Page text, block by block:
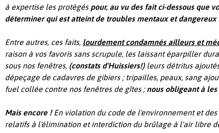
à expertise les protégéspour, au vu des fait ci-dessous que
déterminer qui est atteint de troubles mentaux et dangereux
Entre autres, ces faits, lourdement condamnés ailleurs et
raison à vos favoris sans scrupule, les laissant éparpiller
sous nos fenêtres, (constats d'Huissiers!)leurs détritus
dépeçage de cadavres de gibiers ; tripailles, peaux, sang
fuel collée contre nos fenêtres de gîtes ;nous obligeant à
Mais encore ! En violation du code de l'environnement et
relatifs à l'élimination et interdiction du brûlage à l'air libre